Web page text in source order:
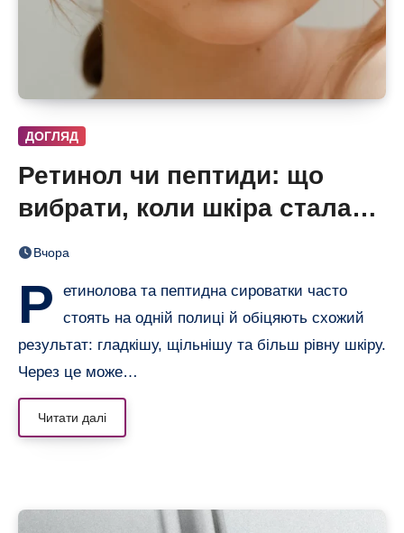
ДОГЛЯД
Ретинол чи пептиди: що
вибрати, коли шкіра стала
нерівною і чутливою
Вчора
Р
етинолова та пептидна сироватки часто
стоять на одній полиці й обіцяють схожий
результат: гладкішу, щільнішу та більш рівну шкіру.
Через це може…
Читати далі